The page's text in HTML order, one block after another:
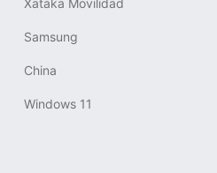
Xataka Movilidad
Samsung
China
Windows 11